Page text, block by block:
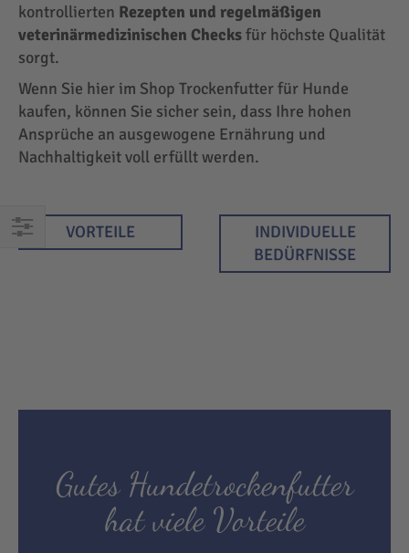
EINKAUFEN
kontrollierten Rezepten und regelmäßigen
veterinärmedizinischen Checksfür höchste Qualität
sorgt.
Wenn Sie hier im Shop Trockenfutter für Hunde
kaufen, können Sie sicher sein, dass Ihre hohen
Ansprüche an ausgewogene Ernährung und
Nachhaltigkeit voll erfüllt werden.
VORTEILE
INDIVIDUELLE
BEDÜRFNISSE
Gutes Hundetrockenfutter
hat viele Vorteile